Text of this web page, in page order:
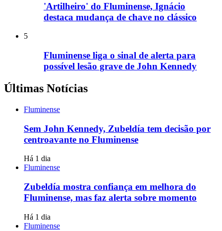
'Artilheiro' do Fluminense, Ignácio
destaca mudança de chave no clássico
5
Fluminense liga o sinal de alerta para
possível lesão grave de John Kennedy
Últimas Notícias
Fluminense
Sem John Kennedy, Zubeldía tem decisão por
centroavante no Fluminense
Há 1 dia
Fluminense
Zubeldía mostra confiança em melhora do
Fluminense, mas faz alerta sobre momento
Há 1 dia
Fluminense